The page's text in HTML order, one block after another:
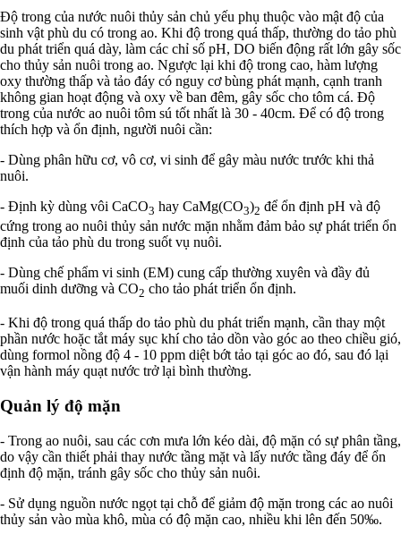
Độ trong của nước nuôi thủy sản chủ yếu phụ thuộc vào mật độ của
sinh vật phù du có trong ao. Khi độ trong quá thấp, thường do tảo phù
du phát triển quá dày, làm các chỉ số pH, DO biến động rất lớn gây sốc
cho thủy sản nuôi trong ao. Ngược lại khi độ trong cao, hàm lượng
oxy thường thấp và tảo đáy có nguy cơ bùng phát mạnh, cạnh tranh
không gian hoạt động và oxy về ban đêm, gây sốc cho tôm cá. Độ
trong của nước ao nuôi tôm sú tốt nhất là 30 - 40cm. Để có độ trong
thích hợp và ổn định, người nuôi cần:
- Dùng phân hữu cơ, vô cơ, vi sinh để gây màu nước trước khi thả
nuôi.
- Định kỳ dùng vôi CaCO3 hay CaMg(CO3)2 để ổn định pH và độ
cứng trong ao nuôi thủy sản nước mặn nhằm đảm bảo sự phát triển ổn
định của tảo phù du trong suốt vụ nuôi.
- Dùng chế phẩm vi sinh (EM) cung cấp thường xuyên và đầy đủ
muối dinh dưỡng và CO2 cho tảo phát triển ổn định.
- Khi độ trong quá thấp do tảo phù du phát triển mạnh, cần thay một
phần nước hoặc tắt máy sục khí cho tảo dồn vào góc ao theo chiều gió,
dùng formol nồng độ 4 - 10 ppm diệt bớt tảo tại góc ao đó, sau đó lại
vận hành máy quạt nước trở lại bình thường.
Quản lý độ mặn
- Trong ao nuôi, sau các cơn mưa lớn kéo dài, độ mặn có sự phân tầng,
do vậy cần thiết phải thay nước tầng mặt và lấy nước tầng đáy để ổn
định độ mặn, tránh gây sốc cho thủy sản nuôi.
- Sử dụng nguồn nước ngọt tại chỗ để giảm độ mặn trong các ao nuôi
thủy sản vào mùa khô, mùa có độ mặn cao, nhiều khi lên đến 50‰.